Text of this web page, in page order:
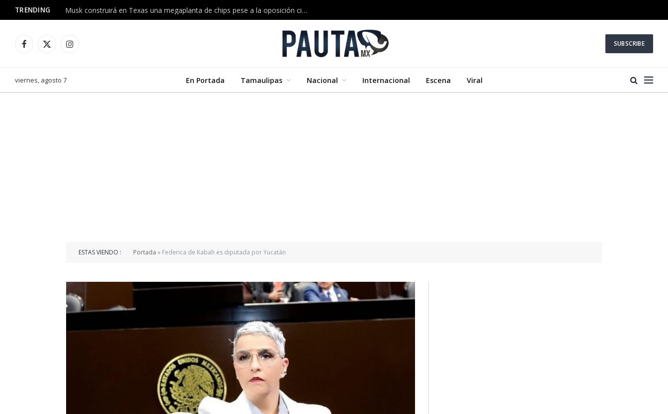
TRENDING Musk construirá en Texas una megaplanta de chips pese a la oposición ciudadana
Facebook
X
Instagram SUBSCRIBE
viernes, agosto 7 En Portada Tamaulipas Nacional Internacional Escena Viral
ESTAS VIENDO : Portada » Federica de Kabah es diputada por Yucatán